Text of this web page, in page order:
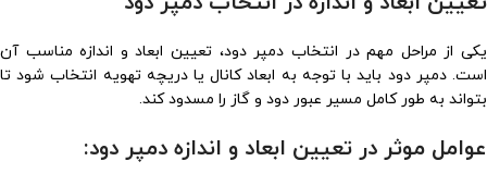
یکی از مراحل مهم در انتخاب دمپر دود، تعیین ابعاد و اندازه مناسب آن
است. دمپر دود باید با توجه به ابعاد کانال یا دریچه تهویه انتخاب شود تا
بتواند به طور کامل مسیر عبور دود و گاز را مسدود کند.
عوامل موثر در تعیین ابعاد و اندازه دمپر دود: